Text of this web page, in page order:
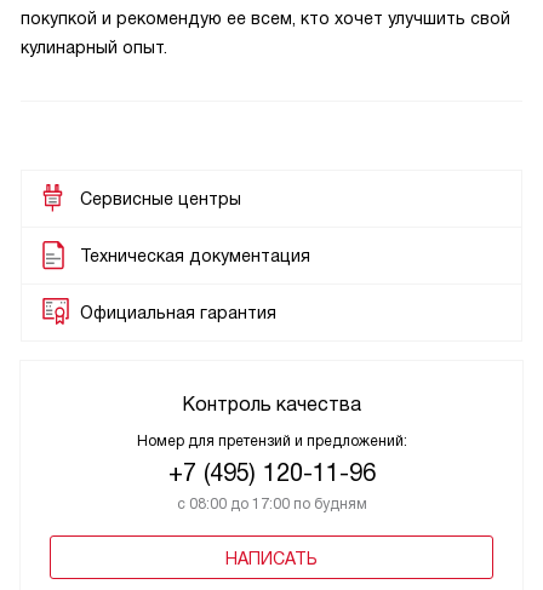
покупкой и рекомендую ее всем, кто хочет улучшить свой
кулинарный опыт.
Сервисные центры
Техническая документация
Официальная гарантия
Контроль качества
Номер для претензий и предложений:
+7 (495) 120-11-96
с 08:00 до 17:00 по будням
НАПИСАТЬ